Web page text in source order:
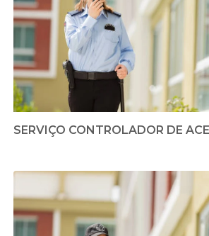
SERVIÇO CONTROLADOR DE